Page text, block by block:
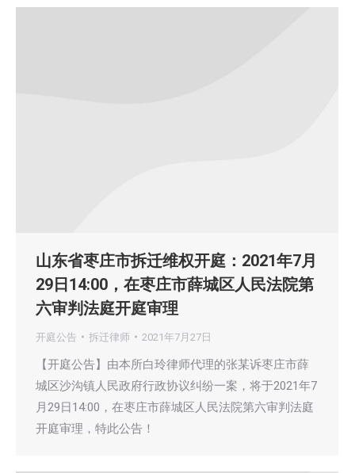
山东省枣庄市拆迁维权开庭：2021年7月
29日14:00，在枣庄市薛城区人民法院第
六审判法庭开庭审理
开庭公告 拆迁律师 2021年7月27日
【开庭公告】由本所白玲律师代理的张某诉枣庄市薛
城区沙沟镇人民政府行政协议纠纷一案，将于2021年7
月29日14:00，在枣庄市薛城区人民法院第六审判法庭
开庭审理，特此公告！